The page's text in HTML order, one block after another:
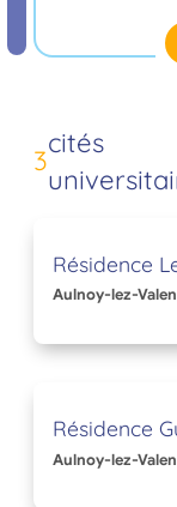
3
cités
Résidence
Aulnoy-lez-
Résidence
Aulnoy-lez-